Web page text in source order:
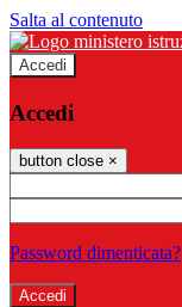
Salta al contenuto
Accedi
Accedi
button close ×
Password dimenticata?